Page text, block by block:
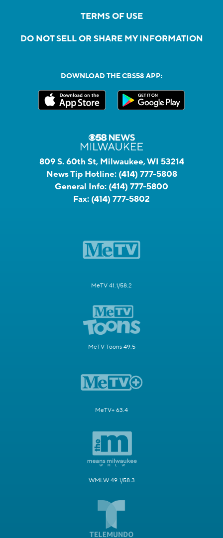
TERMS OF USE
DO NOT SELL OR SHARE MY INFORMATION
DOWNLOAD THE CBS58 APP:
809 S. 60th St, Milwaukee, WI 53214
News Tip Hotline: (414) 777-5808
General Info: (414) 777-5800
Fax: (414) 777-5802
MeTV 41.1/58.2
MeTV Toons 49.5
MeTV+ 63.4
WMLW 49.1/58.3